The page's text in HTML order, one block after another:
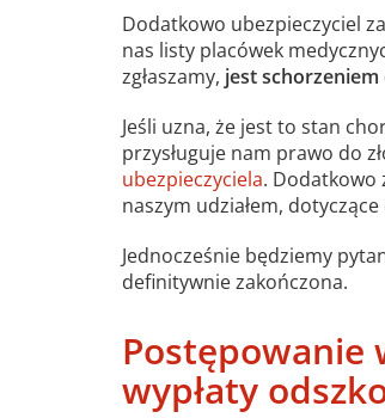
Dodatkowo ubezpieczyciel
nas listy placówek
zgłaszamy, jest
Jeśli uzna, że jest to stan
przysługuje nam prawo do
ubezpieczyciela. Dodatkowo
naszym udziałem,
Jednocześnie będziemy
definitywnie zakończona.
Postępowanie
wypłaty